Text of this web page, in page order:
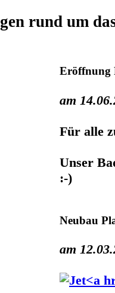
rund um
Eröffnung
am
Für alle
Unser
:-)
Neubau
am